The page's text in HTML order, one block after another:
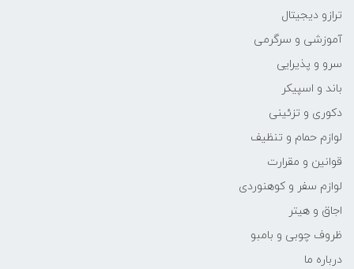
ترازو دیجیتال
آموزشی و سرگرمی
سرو و پذیرایی
باند و اسپیکر
دکوری و تزئینی
لوازم حمام و تنظیف
قوانین و مقرارت
لوازم سفر و کوهنوردی
اجاق و هیتر
ظروف چوبی و بامبو
درباره ما